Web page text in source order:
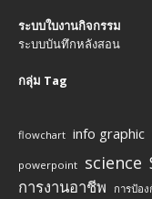
ระบบใบงานกิจกรรม
ระบบบันทึกหลังสอน
กลุ่ม Tag
flowchart info graphic
powerpoint science
การงานอาชีพ
การป้อ